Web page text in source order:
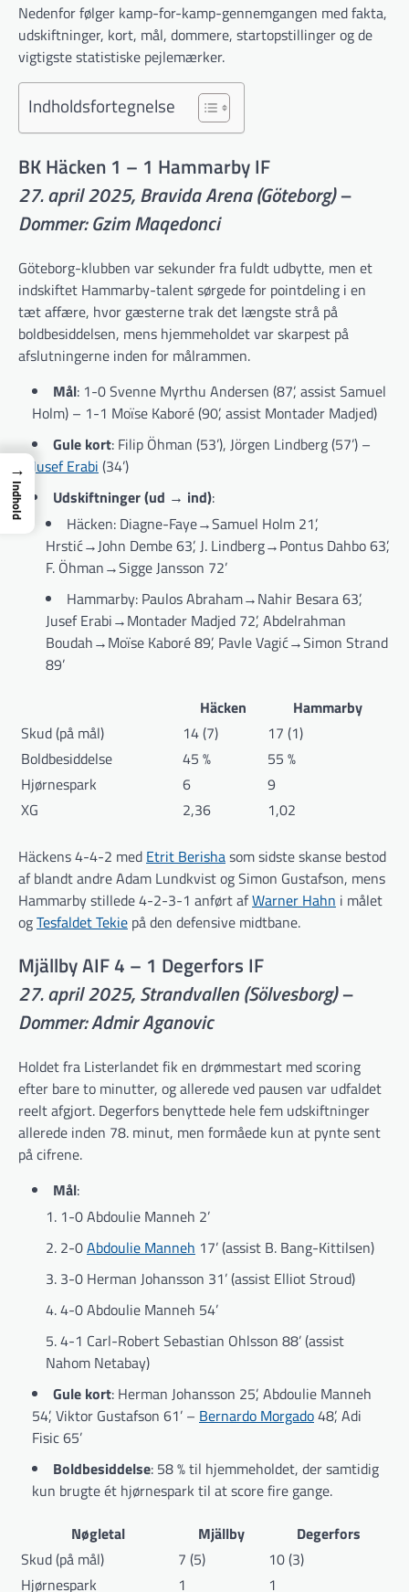
Nedenfor følger kamp-for-kamp-gennemgangen med fakta,
udskiftninger, kort, mål, dommere, start­opstillinger og de
vigtigste statistiske pejlemærker.
Indholdsfortegnelse
BK Häcken 1 – 1 Hammarby IF
27. april 2025, Bravida Arena (Göteborg) –
Dommer: Gzim Maqedonci
Göteborg-klubben var sekunder fra fuldt udbytte, men et
indskiftet Hammarby-talent sørgede for pointdeling i en
tæt affære, hvor gæsterne trak det længste strå på
boldbesiddelsen, mens hjemmeholdet var skarpest på
afslutningerne inden for målrammen.
Mål: 1-0 Svenne Myrthu Andersen (87’, assist Samuel
Holm) – 1-1 Moïse Kaboré (90’, assist Montader Madjed)
Gule kort: Filip Öhman (53’), Jörgen Lindberg (57’) –
Jusef Erabi (34’)
Udskiftninger (ud → ind):
Häcken: Diagne-Faye→Samuel Holm 21’,
Hrstić→John Dembe 63’, J. Lindberg→Pontus Dahbo 63’,
F. Öhman→Sigge Jansson 72’
Hammarby: Paulos Abraham→Nahir Besara 63’,
Jusef Erabi→Montader Madjed 72’, Abdelrahman
Boudah→Moïse Kaboré 89’, Pavle Vagić→Simon Strand
89’
Häcken
Hammarby
Skud (på mål)
14 (7)
17 (1)
Boldbesiddelse
45 %
55 %
Hjørnespark
6
9
XG
2,36 1,02
Häckens 4-4-2 med Etrit Berishasom sidste skanse bestod
af blandt andre Adam Lundkvist og Simon Gustafson, mens
Hammarby stillede 4-2-3-1 anført afWarner Hahn i målet
ogTesfaldet Tekie på den defensive midtbane.
Mjällby AIF 4 – 1 Degerfors IF
27. april 2025, Strandvallen (Sölvesborg) –
Dommer: Admir Aganovic
Holdet fra Listerlandet fik en drømmestart med scoring
efter bare to minutter, og allerede ved pausen var udfaldet
reelt afgjort. Degerfors benyttede hele fem udskiftninger
allerede inden 78. minut, men formåede kun at pynte sent
på cifrene.
Mål:
1-0 Abdoulie Manneh 2’
2-0Abdoulie Manneh 17’ (assist B. Bang-Kittilsen)
3-0 Herman Johansson 31’ (assist Elliot Stroud)
4-0 Abdoulie Manneh 54’
4-1 Carl-Robert Sebastian Ohlsson 88’ (assist
Nahom Netabay)
Gule kort: Herman Johansson 25’, Abdoulie Manneh
54’, Viktor Gustafson 61’ – Bernardo Morgado48’, Adi
Fisic 65’
Boldbesiddelse: 58 % til hjemmeholdet, der samtidig
kun brugte ét hjørnespark til at score fire gange.
Nøgletal
Mjällby
Degerfors
Skud (på mål)
7 (5)
10 (3)
Hjørnespark
1
1
→
Indhold